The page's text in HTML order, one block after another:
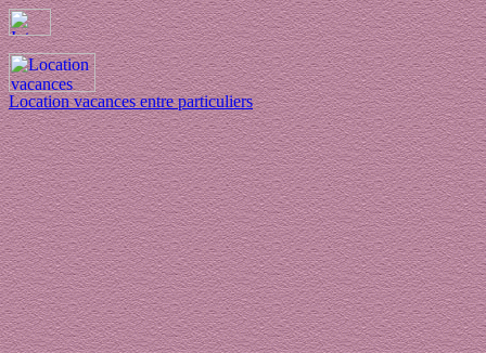
Location vacances entre particuliers